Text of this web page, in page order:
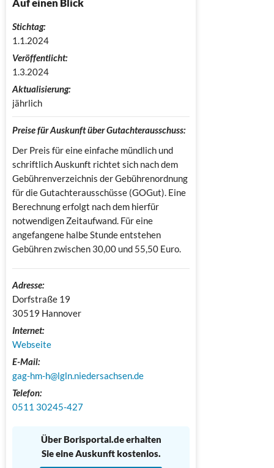
Auf einen Blick
Stichtag:
1.1.2024
Veröffentlicht:
1.3.2024
Aktualisierung:
jährlich
Preise für Auskunft über Gutachterausschuss:
Der Preis für eine einfache mündlich und
schriftlich Auskunft richtet sich nach dem
Gebührenverzeichnis der Gebührenordnung
für die Gutachterausschüsse (GOGut). Eine
Berechnung erfolgt nach dem hierfür
notwendigen Zeitaufwand. Für eine
angefangene halbe Stunde entstehen
Gebühren zwischen 30,00 und 55,50 Euro.
Adresse:
Dorfstraße 19
30519 Hannover
Internet:
Webseite
E-Mail:
gag-hm-h@lgln.niedersachsen.de
Telefon:
0511 30245-427
Über Borisportal.de erhalten
Sie eine Auskunft kostenlos.